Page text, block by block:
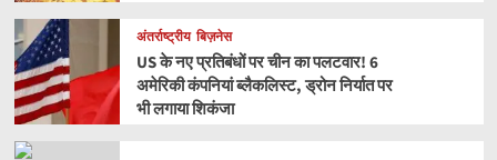
अंतर्राष्ट्रीय बिज़नेस
US के नए प्रतिबंधों पर चीन का पलटवार! 6
अमेरिकी कंपनियां ब्लैकलिस्ट, ड्रोन निर्यात पर
भी लगाया शिकंजा